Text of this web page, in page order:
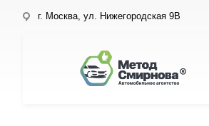
г. Москва, ул. Нижегородская 9В